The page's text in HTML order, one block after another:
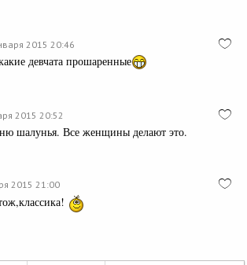
2015 20:46
девчата прошаренные
2015 20:52
шалунья. Все женщины делают это.
2015 21:00